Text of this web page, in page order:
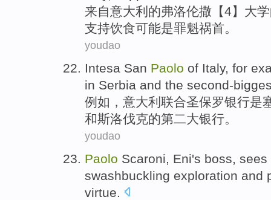
来自意大利 的弗洛伦撒【4】 大学
支持饮食可能是罪魁祸首。
youdao
Intesa San Paolo of Italy, for
in Serbia and the second-
例如 ， 意大利 联合圣保罗银行是
和斯洛伐克的第二大银行。
youdao
Paolo Scaroni Eni's boss , sees
swashbuckling exploration and
virtue